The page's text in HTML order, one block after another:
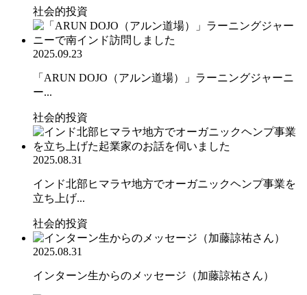
社会的投資
2025.09.23
「ARUN DOJO（アルン道場）」ラーニングジャーニ
ー...
社会的投資
2025.08.31
インド北部ヒマラヤ地方でオーガニックヘンプ事業を
立ち上げ...
社会的投資
2025.08.31
インターン生からのメッセージ（加藤諒祐さん）